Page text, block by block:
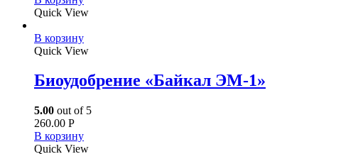
Quick View
В корзину
Quick View
Биоудобрение «Байкал ЭМ-1»
5.00 out of 5
260.00 Р
В корзину
Quick View